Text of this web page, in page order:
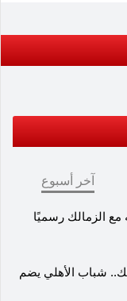
آخر أسبوع
الزمالك رسميًا
شباب الأهلي يضم